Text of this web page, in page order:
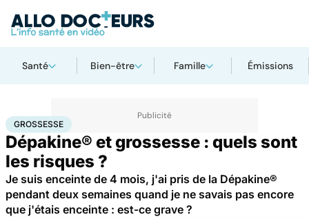
Santé Bien-être Famille Émissions
AccueilFamille Grossesse Grossesse
GROSSESSE
Dépakine® et grossesse : quels sont
les risques ?
Je suis enceinte de 4 mois, j'ai pris de la Dépakine®
pendant deux semaines quand je ne savais pas encore
que j'étais enceinte : est-ce grave ?